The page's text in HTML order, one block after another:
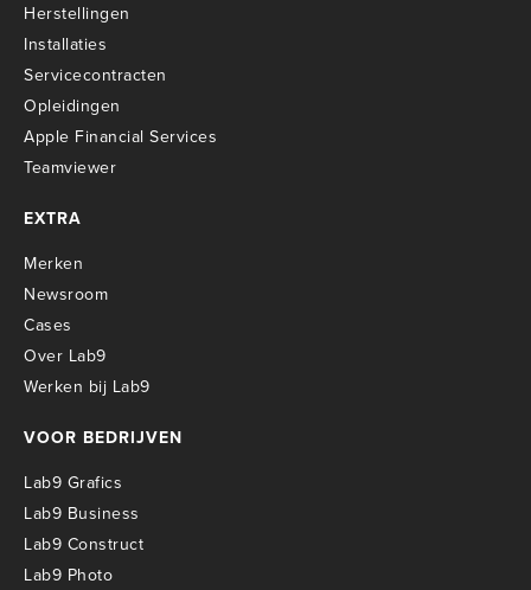
Herstellingen
Installaties
Servicecontracten
Opleidingen
Apple Financial Services
Teamviewer
EXTRA
Merken
Newsroom
Cases
Over Lab9
Werken bij Lab9
VOOR BEDRIJVEN
Lab9 Grafics
Lab9 Business
Lab9 Construct
Lab9 Photo